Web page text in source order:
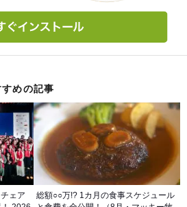
めの記事
ェア
総額○○万!? 1カ月の食事スケジュール